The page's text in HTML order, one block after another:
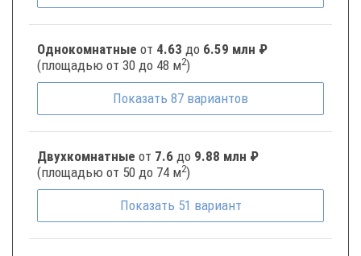
Однокомнатные от 4.63 до 6.59 млн ₽
(площадью от 30 до 48 м2)
Показать 87 вариантов
Двухкомнатные от 7.6 до 9.88 млн ₽
(площадью от 50 до 74 м2)
Показать 51 вариант